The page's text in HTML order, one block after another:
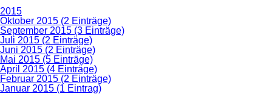
2015
Oktober 2015 (2 Einträge)
September 2015 (3 Einträge)
Juli 2015 (2 Einträge)
Juni 2015 (2 Einträge)
Mai 2015 (5 Einträge)
April 2015 (4 Einträge)
Februar 2015 (2 Einträge)
Januar 2015 (1 Eintrag)